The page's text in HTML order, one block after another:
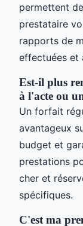
permettent
prestataire
rapports de
effectuées et
Est-il plus
à l'acte ou
Un forfait
avantageux
budget et
prestations
cher et
spécifiques.
C'est ma